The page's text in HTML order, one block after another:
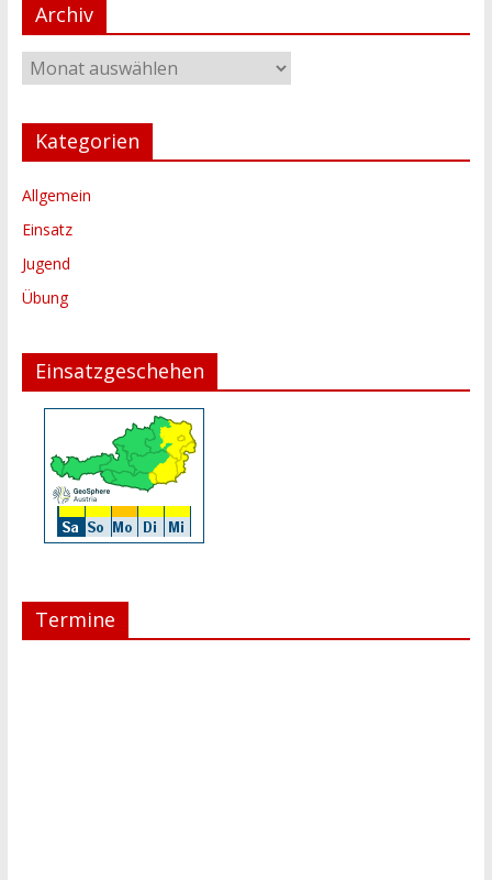
Archiv
Archiv
Kategorien
Allgemein
Einsatz
Jugend
Übung
Einsatzgeschehen
Termine